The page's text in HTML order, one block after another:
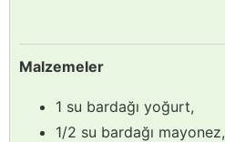
Malzemeler
1 su bardağı yoğurt,
1/2 su bardağı mayonez,